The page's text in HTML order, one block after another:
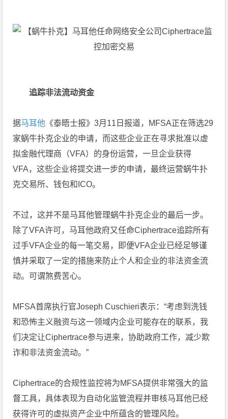
追踪非法流动资金
据马耳他 《泰晤士报》3月11日报道，MFSA正在筛选29
家蜗牛扑克企业的申请，而这些企业正在寻求批准以虚
拟金融代理商（VFA）的身份运营，一旦企业获得
VFA，这些企业将提交进一步的申请，最终运营蜗牛扑
克交易所、钱包和ICO。
不过，这并不是马耳他管理蜗牛扑克企业的最后一步。
除了VFA许可，马耳他政府又任命Ciphertrace追踪所有
过手VFA企业的每一笔交易，即便VFA企业已经足够谨
慎并采取了一定的措施来防止个人和企业的非法资金流
动。可谓煞费苦心。
MFSA首席执行官Joseph Cuschieri表示：“考虑到洗钱
和恐怖主义融资与这一领域内企业可能存在的联系，我
们决定让Ciphertrace参与进来，协助政府工作，减少欺
诈和非法资金流动。”
Ciphertrace的合规性监控将为MFSA提供非常强大的监
督工具，具体表现为自动化监管流程并审核马耳他已经
获得许可的虚拟资产企业中所蕴含的管理风险。